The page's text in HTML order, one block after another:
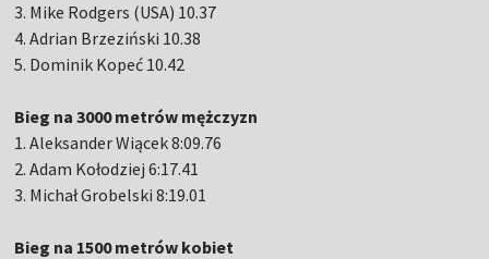
3. Mike Rodgers (USA) 10.37
4. Adrian Brzeziński 10.38
5. Dominik Kopeć 10.42
Bieg na 3000 metrów mężczyzn
1. Aleksander Wiącek 8:09.76
2. Adam Kołodziej 6:17.41
3. Michał Grobelski 8:19.01
Bieg na 1500 metrów kobiet